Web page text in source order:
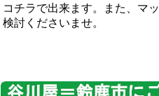
コチラで出来ます。また、マ
検討くださいませ。